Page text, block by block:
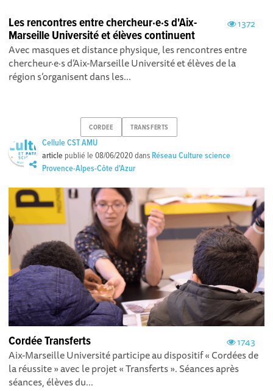
1372
Les rencontres entre chercheur·e·s d'Aix-
Marseille Université et élèves continuent
Avec masques et distance physique, les rencontres entre
chercheur·e·s d’Aix-Marseille Université et élèves de la
région s’organisent dans les...
CORDEE TRANSFERTS
Cellule CST AMU
article publié le08/06/2020dans Réseau Culture science
Provence-Alpes-Côte d'Azur
1743
Cordée Transferts
Aix-Marseille Université participe au dispositif « Cordées de
la réussite » avec le projet « Transferts ». Séances après
séances, élèves du...